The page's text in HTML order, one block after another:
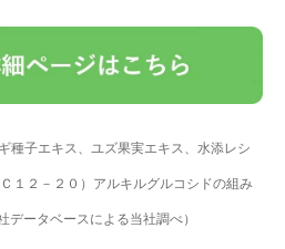
子エキス、ユズ果実エキス、水添レシ
１２－２０）アルキルグルコシドの組み
ータベースによる当社調べ）